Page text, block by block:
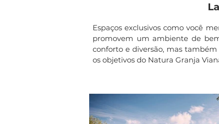
Espaços exclusivos como você
promovem um ambiente de
conforto e diversão, mas
os objetivos do Natura Granja